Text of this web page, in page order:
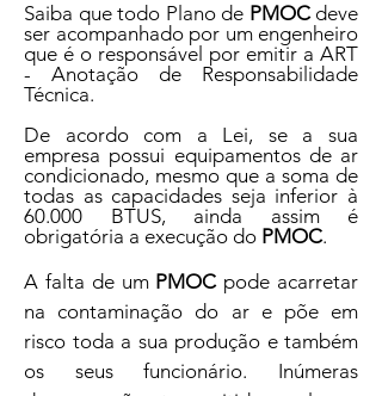
Saiba que todo Plano de PMOC deve
ser acompanhado por um engenheiro
que é o responsável por emitir a ART
- Anotação de Responsabilidade
Técnica.
De acordo com a Lei, se a sua
empresa possui equipamentos de ar
condicionado, mesmo que a soma de
todas as capacidades seja inferior à
60.000 BTUS, ainda assim é
obrigatória a execução do PMOC.
A falta de um PMOC pode acarretar
na contaminação do ar e põe em
risco toda a sua produção e também
os seus funcionário. Inúmeras